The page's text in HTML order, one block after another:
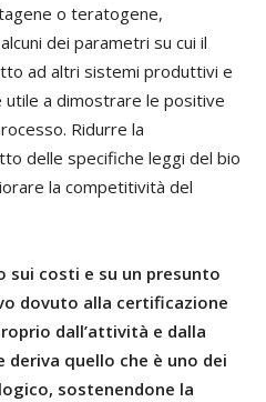
o teratogene,
dei parametri su cui il
ad altri sistemi produttivi e
a dimostrare le positive
Ridurre la
delle specifiche leggi del bio
la competitività del
costi e su un presunto
dovuto alla certificazione
dall’attività e dalla
deriva quello che è uno dei
sostenendone la